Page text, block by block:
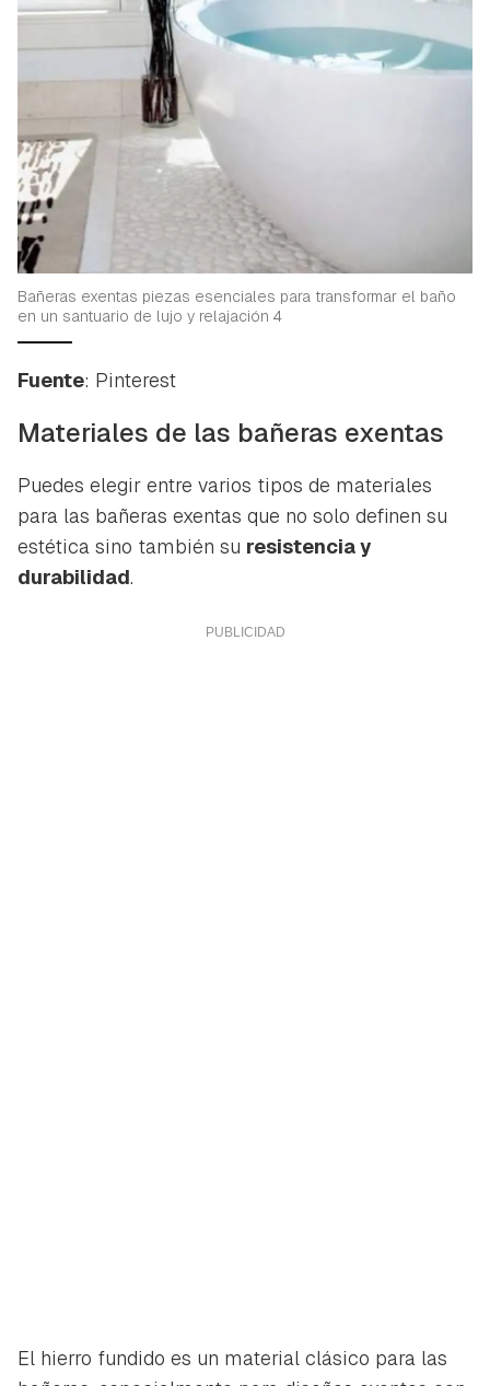
iniciar sesión con tu cuenta de Hogarmanía.
INICIAR SESIÓN CANCELAR
Bañeras exentas piezas esenciales para transformar el baño
en un santuario de lujo y relajación 4
Fuente: Pinterest
Materiales de las bañeras exentas
Puedes elegir entre varios tipos de materiales
para las bañeras exentas que no solo definen su
estética sino también su resistencia y
durabilidad.
El hierro fundido es un material clásico para las
ACEPTAR